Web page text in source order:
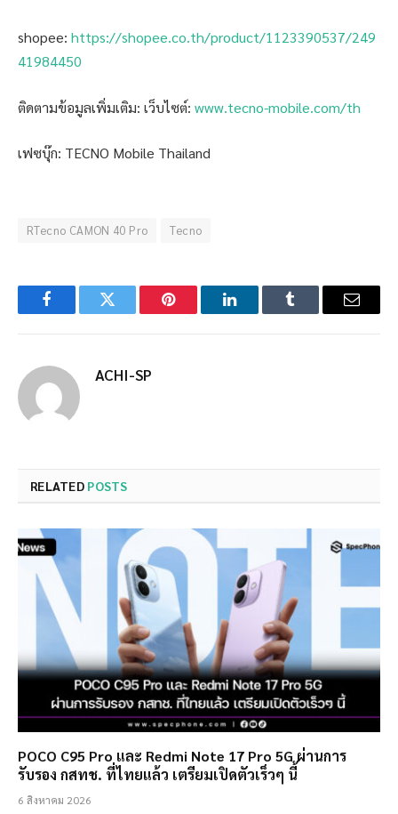
shopee: https://shopee.co.th/product/1123390537/249
41984450
ติดตามข้อมูลเพิ่มเติม: เว็บไซต์: www.tecno-mobile.com/th
เฟซบุ๊ก: TECNO Mobile Thailand
RTecno CAMON 40 Pro Tecno
FacebookTwitter Pinterest LinkedInTumblr Email
ACHI-SP
RELATED POSTS
POCO C95 Pro และ Redmi Note 17 Pro 5G ผ่านการ
รับรอง กสทช. ที่ไทยแล้ว เตรียมเปิดตัวเร็วๆ นี้
6 สิงหาคม 2026